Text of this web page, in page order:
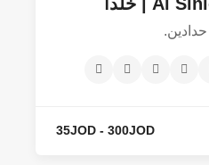
30JOD - 250JOD